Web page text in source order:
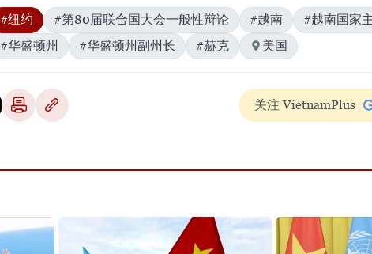
#纽约 #第80届联合国大会一般性辩论 #越南
#越南国家
#华盛顿州 #华盛顿州副州长 #赫克 美国
关注 VietnamPlus